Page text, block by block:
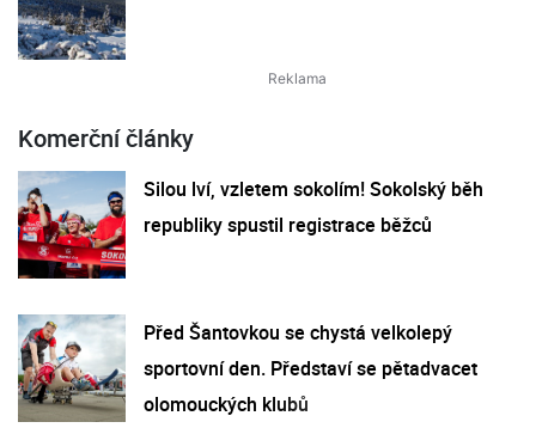
Komerční články
Silou lví, vzletem sokolím! Sokolský běh
republiky spustil registrace běžců
Před Šantovkou se chystá velkolepý
sportovní den. Představí se pětadvacet
olomouckých klubů